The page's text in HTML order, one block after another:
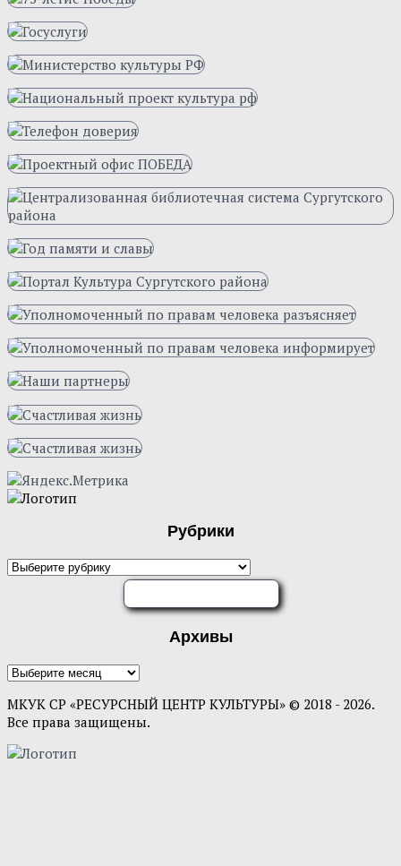
Рубрики
Архивы
МКУК СР «РЕСУРСНЫЙ ЦЕНТР КУЛЬТУРЫ» © 2018 - 2026.
Все права защищены.